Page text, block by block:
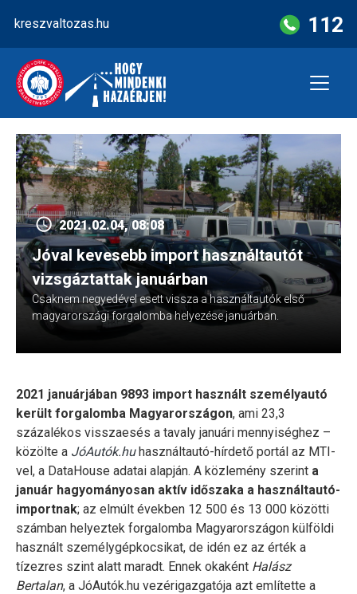
content
kreszvaltozas.hu 112
2021.02.04, 08:08
Jóval kevesebb import használtautót
vizsgáztattak januárban
Csaknem negyedével esett vissza a használtautók első
magyarországi forgalomba helyezése januárban.
2021 januárjában 9893 import használt személyautó
került forgalomba Magyarországon, ami 23,3
százalékos visszaesés a tavaly januári mennyiséghez –
közölte a JóAutók.huhasználtautó-hírdető portál az MTI-
vel, a DataHouse adatai alapján. A közlemény szerint a
január hagyományosan aktív időszaka a használtautó-
importnak; az elmúlt években 12 500 és 13 000 közötti
számban helyeztek forgalomba Magyarországon külföldi
használt személygépkocsikat, de idén ez az érték a
tízezres szint alatt maradt. Ennek okaként Halász
Bertalan, a JóAutók.hu vezérigazgatója azt említette a